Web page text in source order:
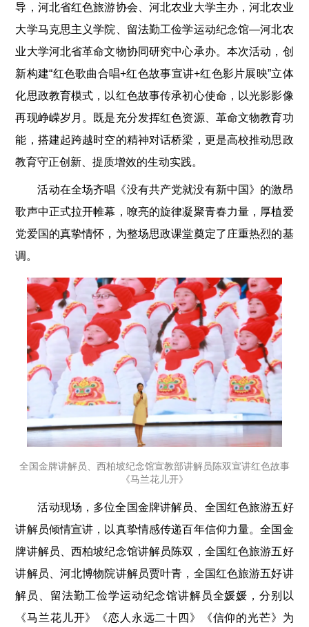
导，河北省红色旅游协会、河北农业大学主办，河北农业
大学马克思主义学院、留法勤工俭学运动纪念馆—河北农
业大学河北省革命文物协同研究中心承办。本次活动，创
新构建“红色歌曲合唱+红色故事宣讲+红色影片展映”立体
化思政教育模式，以红色故事传承初心使命，以光影影像
再现峥嵘岁月。既是充分发挥红色资源、革命文物教育功
能，搭建起跨越时空的精神对话桥梁，更是高校推动思政
教育守正创新、提质增效的生动实践。
活动在全场齐唱《没有共产党就没有新中国》的激昂
歌声中正式拉开帷幕，嘹亮的旋律凝聚青春力量，厚植爱
党爱国的真挚情怀，为整场思政课堂奠定了庄重热烈的基
调。
全国金牌讲解员、西柏坡纪念馆宣教部讲解员陈双宣讲红色故事
《马兰花儿开》
活动现场，多位全国金牌讲解员、全国红色旅游五好
讲解员倾情宣讲，以真挚情感传递百年信仰力量。全国金
牌讲解员、西柏坡纪念馆讲解员陈双，全国红色旅游五好
讲解员、河北博物院讲解员贾叶青，全国红色旅游五好讲
解员、留法勤工俭学运动纪念馆讲解员全媛媛，分别以
《马兰花儿开》《恋人永远二十四》《信仰的光芒》为